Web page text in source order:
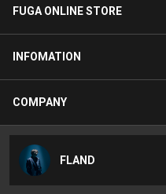
FUGA ONLINE STORE
INFOMATION
COMPANY
FLAND